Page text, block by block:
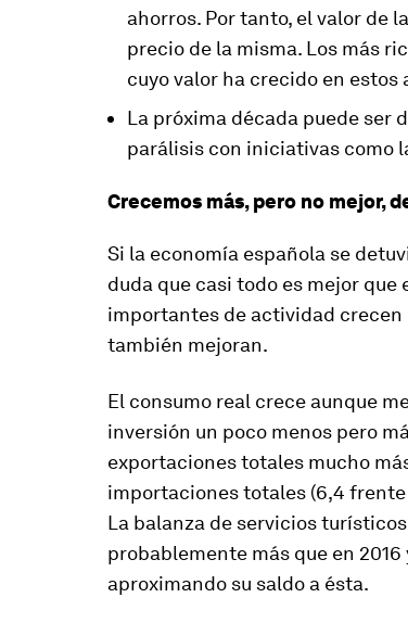
ahorros. Por tanto, el valor de
precio de la misma. Los más
cuyo valor ha crecido en estos
La próxima década puede ser
parálisis con iniciativas como
Crecemos más, pero no mejor,
Si la economía española se
duda que casi todo es mejor que
importantes de actividad crecen
también mejoran.
El consumo real crece aunque
inversión un poco menos pero
exportaciones totales mucho
importaciones totales (6,4
La balanza de servicios
probablemente más que en
aproximando su saldo a ésta.